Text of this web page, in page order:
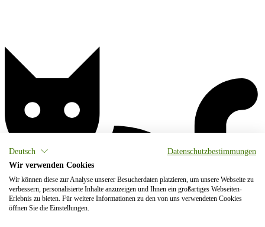
Deutsch
Datenschutzbestimmungen
Wir verwenden Cookies
Wir können diese zur Analyse unserer Besucherdaten platzieren, um unsere Webseite zu
verbessern, personalisierte Inhalte anzuzeigen und Ihnen ein großartiges Webseiten-
Erlebnis zu bieten. Für weitere Informationen zu den von uns verwendeten Cookies
öffnen Sie die Einstellungen.